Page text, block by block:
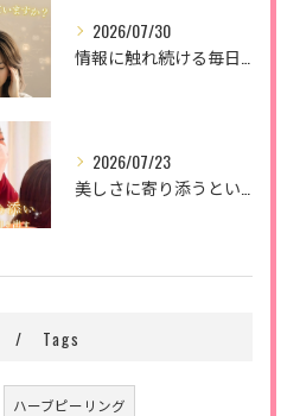
2026/07/30
2026/07/23
Tags
ハーブピーリング